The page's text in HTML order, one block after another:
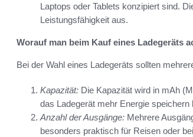
Laptops oder Tablets konzipiert sind.
Leistungsfähigkeit aus.
Worauf man beim Kauf eines Ladegeräts
Bei der Wahl eines Ladegeräts sollten
Kapazität: Die Kapazität wird in mAh
das Ladegerät mehr Energie speichern
Anzahl der Ausgänge: Mehrere
besonders praktisch für Reisen oder